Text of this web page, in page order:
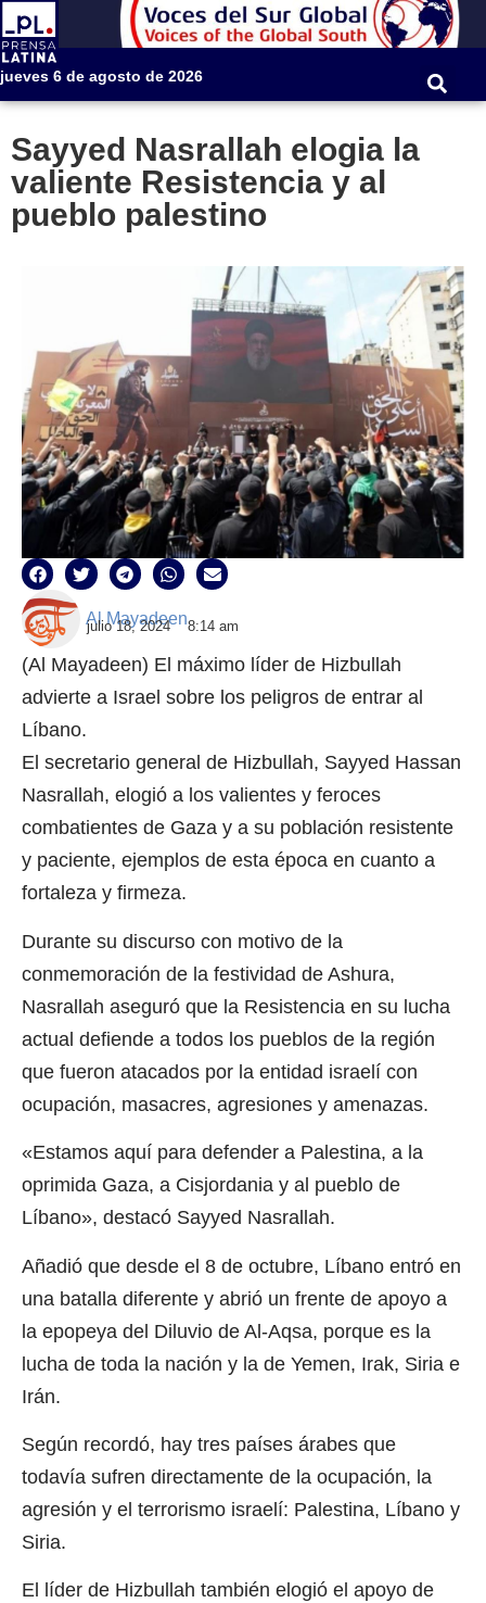
jueves 6 de agosto de 2026
Sayyed Nasrallah elogia la
valiente Resistencia y al
pueblo palestino
Al Mayadeen
julio 18, 2024 8:14 am
(Al Mayadeen) El máximo líder de Hizbullah
advierte a Israel sobre los peligros de entrar al
Líbano.
El secretario general de Hizbullah, Sayyed Hassan
Nasrallah, elogió a los valientes y feroces
combatientes de Gaza y a su población resistente
y paciente, ejemplos de esta época en cuanto a
fortaleza y firmeza.
Durante su discurso con motivo de la
conmemoración de la festividad de Ashura,
Nasrallah aseguró que la Resistencia en su lucha
actual defiende a todos los pueblos de la región
que fueron atacados por la entidad israelí con
ocupación, masacres, agresiones y amenazas.
«Estamos aquí para defender a Palestina, a la
oprimida Gaza, a Cisjordania y al pueblo de
Líbano», destacó Sayyed Nasrallah.
Añadió que desde el 8 de octubre, Líbano entró en
una batalla diferente y abrió un frente de apoyo a
la epopeya del Diluvio de Al-Aqsa, porque es la
lucha de toda la nación y la de Yemen, Irak, Siria e
Irán.
Según recordó, hay tres países árabes que
todavía sufren directamente de la ocupación, la
agresión y el terrorismo israelí: Palestina, Líbano y
Siria.
El líder de Hizbullah también elogió el apoyo de